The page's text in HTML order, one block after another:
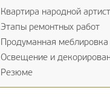
Квартира народной
Этапы ремонтных работ
Продуманная меблировка
Освещение и
Резюме